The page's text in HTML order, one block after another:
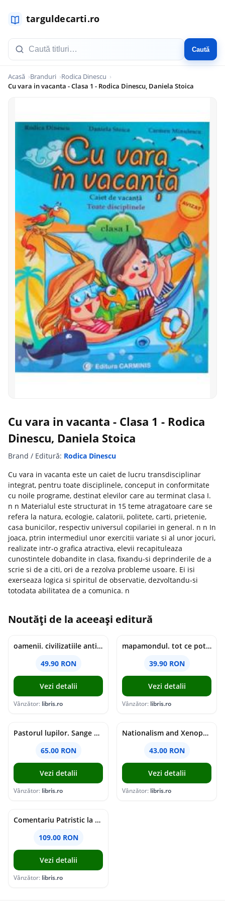
Caută
Acasă Branduri
Rodica Dinescu
Cu vara in vacanta - Clasa 1 - Rodica Dinescu, Daniela Stoica
Cu vara in vacanta - Clasa 1 - Rodica
Dinescu, Daniela Stoica
Brand / Editură: Rodica Dinescu
Cu vara in vacanta este un caiet de lucru transdisciplinar
integrat, pentru toate disciplinele, conceput in conformitate
cu noile programe, destinat elevilor care au terminat clasa I.
n n Materialul este structurat in 15 teme atragatoare care se
refera la natura, ecologie, calatorii, politete, carti, prietenie,
casa bunicilor, respectiv universul copilariei in general. n n In
joaca, ptrin intermediul unor exercitii variate si al unor jocuri,
realizate intr-o grafica atractiva, elevii recapituleaza
cunostintele dobandite in clasa, fixandu-si deprinderile de a
scrie si de a citi, ori de a rezolva probleme usoare. Ei isi
exerseaza logica si spiritul de observatie, dezvoltandu-si
totodata abilitatea de a comunica. n
Noutăți de la aceeași editură
oamenii. civilizatiile antice si lucrurile uluitoare pe care le-au creat - jonny marx, charlie davis
49.90 RON
Vezi detalii
Vânzător: libris.ro
mapamondul. tot ce poti invata dintr-o harta - raquel martin
39.90 RON
Vezi detalii
Vânzător: libris.ro
Pastorul lupilor. Sange de varcolac - Larisa Toader
65.00 RON
Vezi detalii
Vânzător: libris.ro
Nationalism and Xenophobia in Post-Soviet Russia - Ioana Madalina Miron
43.00 RON
Vezi detalii
Vânzător: libris.ro
Comentariu Patristic la Scriptura. Vechiul Testament II. Geneza, 12-50 - George Claudiu Tutu, Mark Sheridan, Alexander Baumgarten, Thomas C. Oden
109.00 RON
Vezi detalii
Vânzător: libris.ro